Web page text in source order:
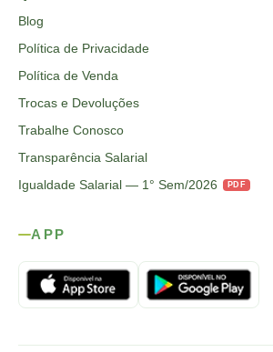
Blog
Política de Privacidade
Política de Venda
Trocas e Devoluções
Trabalhe Conosco
Transparência Salarial
Igualdade Salarial — 1° Sem/2026
PDF
APP